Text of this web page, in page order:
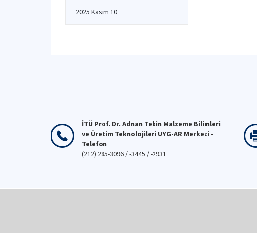
2025 Kasım 10
İTÜ Prof. Dr. Adnan Tekin Malzeme Bilimleri
ve Üretim Teknolojileri UYG-AR Merkezi -
Telefon
(212) 285-3096 / -3445 / -2931